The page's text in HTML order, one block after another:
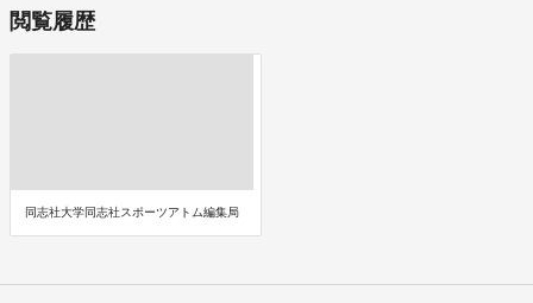
閲覧履歴
同志社大学同志社スポーツアトム編集局